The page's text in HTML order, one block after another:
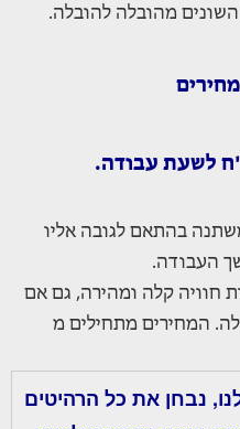
מהובלה להובלה.
בהתאם לגובה אליו
העבודה.
חוויה קלה ומהירה, גם אם
המחירים מתחילים מ
נבחן את כל הרהיטים